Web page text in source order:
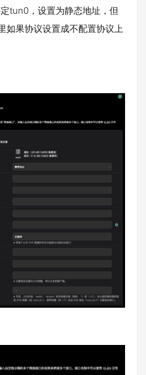
tun0，设置为静态地址，但
如果协议设置成不配置协议上